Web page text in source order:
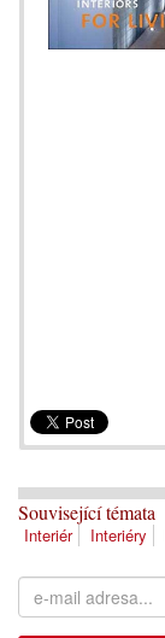
Související témata
Interiér Interiéry